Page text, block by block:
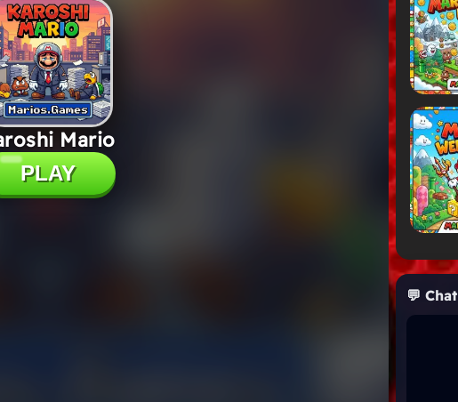
💬 Chat